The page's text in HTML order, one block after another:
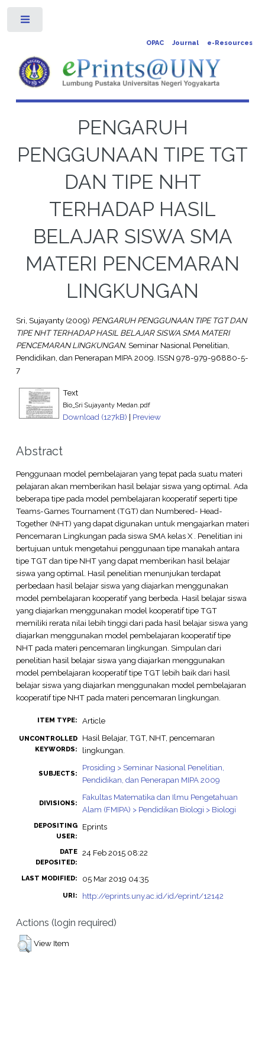
OPAC Journal e-Resources
PENGARUH
PENGGUNAAN TIPE TGT
DAN TIPE NHT
TERHADAP HASIL
BELAJAR SISWA SMA
MATERI PENCEMARAN
LINGKUNGAN
Sri, Sujayanty(2009) PENGARUH PENGGUNAAN TIPE TGT DAN
TIPE NHT TERHADAP HASIL BELAJAR SISWA SMA MATERI
PENCEMARAN LINGKUNGAN. Seminar Nasional Penelitian,
Pendidikan, dan Penerapan MIPA 2009. ISSN 978-979-96880-5-
7
Text
Bio_Sri Sujayanty Medan.pdf
Download (127kB) | Preview
Abstract
Penggunaan model pembelajaran yang tepat pada suatu materi
pelajaran akan memberikan hasil belajar siswa yang optimal. Ada
beberapa tipe pada model pembelajaran kooperatif seperti tipe
Teams-Games Tournament (TGT) dan Numbered- Head-
Together (NHT) yang dapat digunakan untuk mengajarkan materi
Pencemaran Lingkungan pada siswa SMA kelas X . Penelitian ini
bertujuan untuk mengetahui penggunaan tipe manakah antara
tipe TGT dan tipe NHT yang dapat memberikan hasil belajar
siswa yang optimal. Hasil penelitian menunjukan terdapat
perbedaan hasil belajar siswa yang diajarkan menggunakan
model pembelajaran kooperatif yang berbeda. Hasil belajar siswa
yang diajarkan menggunakan model kooperatif tipe TGT
memiliki rerata nilai lebih tinggi dari pada hasil belajar siswa yang
diajarkan menggunakan model pembelajaran kooperatif tipe
NHT pada materi pencemaran lingkungan. Simpulan dari
penelitian hasil belajar siswa yang diajarkan menggunakan
model pembelajaran kooperatif tipe TGT lebih baik dari hasil
belajar siswa yang diajarkan menggunakan model pembelajaran
kooperatif tipe NHT pada materi pencemaran lingkungan.
ITEM TYPE: Article
UNCONTROLLED
KEYWORDS:
Hasil Belajar, TGT, NHT, pencemaran
lingkungan.
SUBJECTS:
Prosiding > Seminar Nasional Penelitian,
Pendidikan, dan Penerapan MIPA 2009
DIVISIONS:
Fakultas Matematika dan Ilmu Pengetahuan
Alam (FMIPA) > Pendidikan Biologi > Biologi
DEPOSITING
USER:
Eprints
DATE
DEPOSITED:
24 Feb 2015 08:22
LAST MODIFIED: 05 Mar 2019 04:35
URI: http://eprints.uny.ac.id/id/eprint/12142
Actions (login required)
View Item